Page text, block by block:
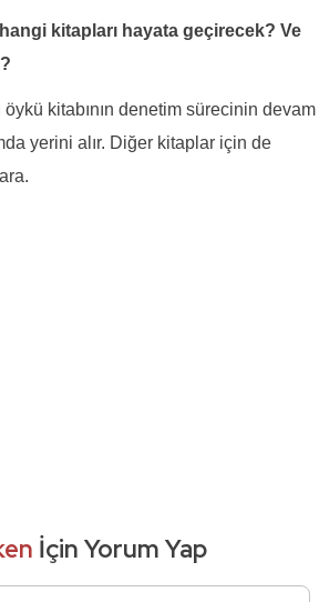
kitapları hayata geçirecek? Ve
kitabının denetim sürecinin devam
yerini alır. Diğer kitaplar için de
İçin Yorum Yap